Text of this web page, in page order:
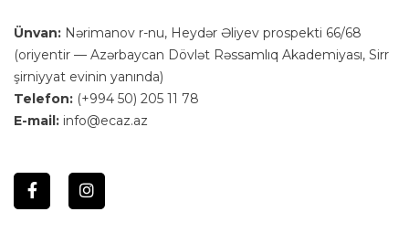
Ünvan: Nərimanov r-nu, Heydər Əliyev prospekti 66/68
(oriyentir — Azərbaycan Dövlət Rəssamlıq Akademiyası, Sirr
şirniyyat evinin yanında)
Telefon: (+994 50) 205 11 78
E-mail: info@ecaz.az